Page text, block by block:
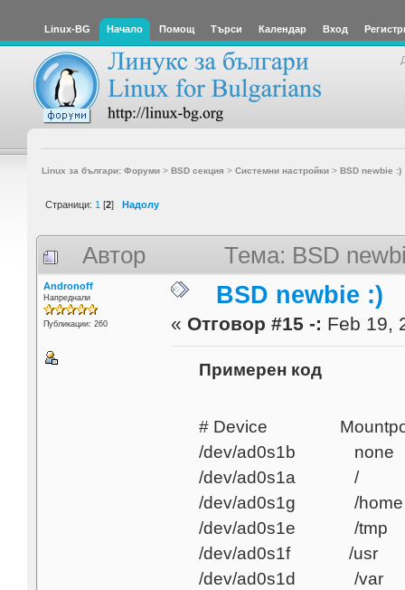
Linux-BG Начало Помощ Търси Календар Вход
Linux за българи: Форуми> BSD секция > Системни настройки> BSD newbie :)
Страници: 1 [2] Надолу
Автор Тема: BSD
Andronoff
Напреднали
Публикации: 260
BSD newbie :)
« Отговор #15 -: Feb 19,
Примерен код
# Device
/dev/ad0s1b
/dev/
/dev/ad0s1g
/dev/ad0s1e
/dev/ad0s1f
/dev/ad0s1d